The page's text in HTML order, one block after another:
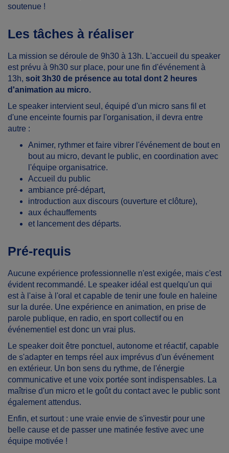
soutenue !
Les tâches à réaliser
La mission se déroule de 9h30 à 13h. L'accueil du speaker
est prévu à 9h30 sur place, pour une fin d'événement à
13h, soit 3h30 de présence au total dont 2 heures
d'animation au micro.
Le speaker intervient seul, équipé d'un micro sans fil et
d'une enceinte fournis par l'organisation, il devra entre
autre :
Animer, rythmer et faire vibrer l'événement de bout en
bout au micro, devant le public, en coordination avec
l'équipe organisatrice.
Accueil du public
ambiance pré-départ,
introduction aux discours (ouverture et clôture),
aux échauffements
et lancement des départs.
Pré-requis
Aucune expérience professionnelle n'est exigée, mais c'est
évident recommandé. Le speaker idéal est quelqu'un qui
est à l'aise à l'oral et capable de tenir une foule en haleine
sur la durée. Une expérience en animation, en prise de
parole publique, en radio, en sport collectif ou en
événementiel est donc un vrai plus.
Le speaker doit être ponctuel, autonome et réactif, capable
de s'adapter en temps réel aux imprévus d'un événement
en extérieur. Un bon sens du rythme, de l'énergie
communicative et une voix portée sont indispensables. La
maîtrise d'un micro et le goût du contact avec le public sont
également attendus.
Enfin, et surtout : une vraie envie de s'investir pour une
belle cause et de passer une matinée festive avec une
équipe motivée !